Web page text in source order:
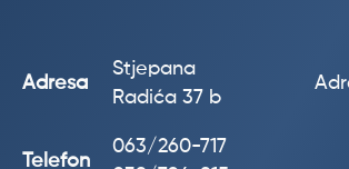
Adresa
Stjepana
Radića 37 b
Telefon
063/260-717